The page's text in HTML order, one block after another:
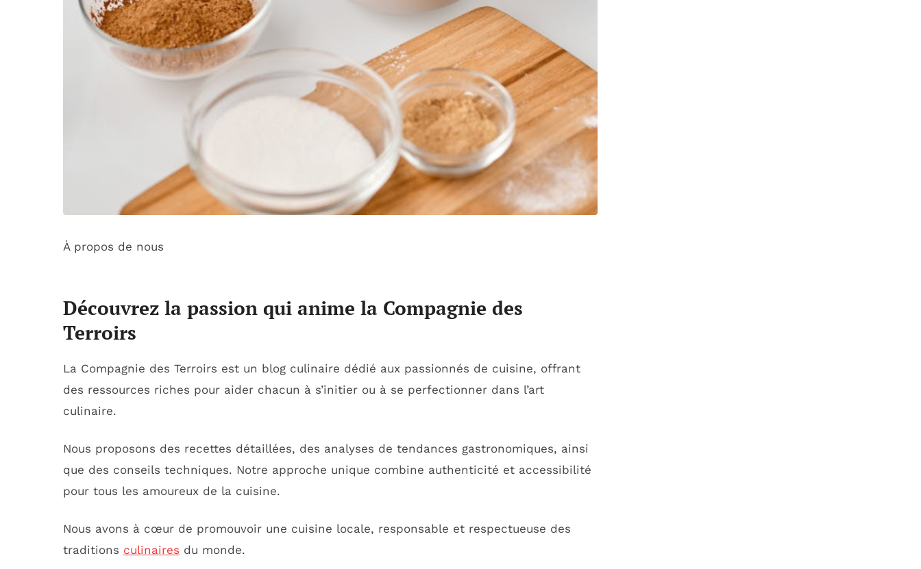
À propos de nous
Découvrez la passion qui anime la Compagnie des
Terroirs
La Compagnie des Terroirs est un blog culinaire dédié aux passionnés de cuisine, offrant
des ressources riches pour aider chacun à s’initier ou à se perfectionner dans l’art
culinaire.
Nous proposons des recettes détaillées, des analyses de tendances gastronomiques, ainsi
que des conseils techniques. Notre approche unique combine authenticité et accessibilité
pour tous les amoureux de la cuisine.
Nous avons à cœur de promouvoir une cuisine locale, responsable et respectueuse des
traditions culinaires du monde.